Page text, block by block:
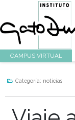
Categoría:noticias